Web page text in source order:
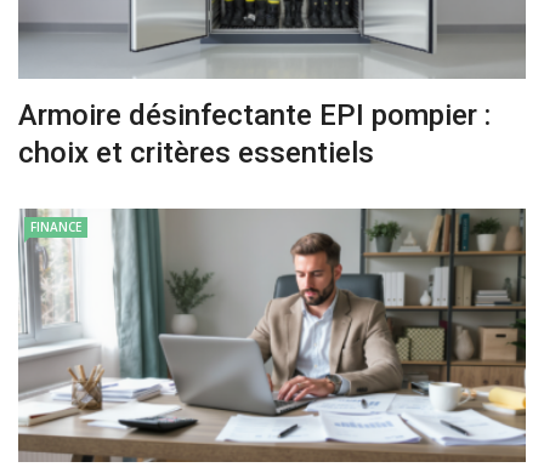
Armoire désinfectante EPI pompier :
choix et critères essentiels
FINANCE